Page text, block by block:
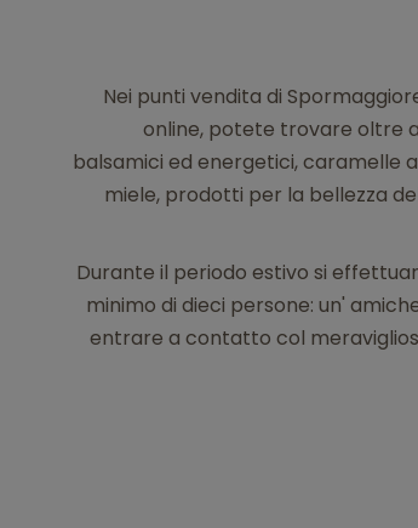
Nei punti vendita di
online, potete trovare oltre
balsamici ed energetici, caramelle
miele, prodotti per la bellezza
Durante il periodo estivo si
minimo di dieci persone: un'
entrare a contatto col